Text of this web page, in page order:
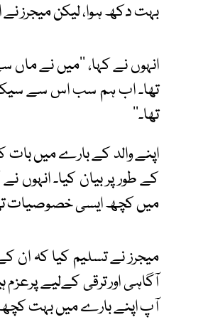
بہت دکھ ہوا، لیکن میجرز
انہوں نے کہا، ’’میں نے
تھا۔ اب ہم سب اس سے
تھا۔‘‘
اپنے والد کے بارے میں بات
کے طور پر بیان کیا۔ انہوں
میں کچھ ایسی خصوصیات
میجرز نے تسلیم کیا کہ ان
آگاہی اور ترقی کےلیے
آپ اپنے بارے میں بہت